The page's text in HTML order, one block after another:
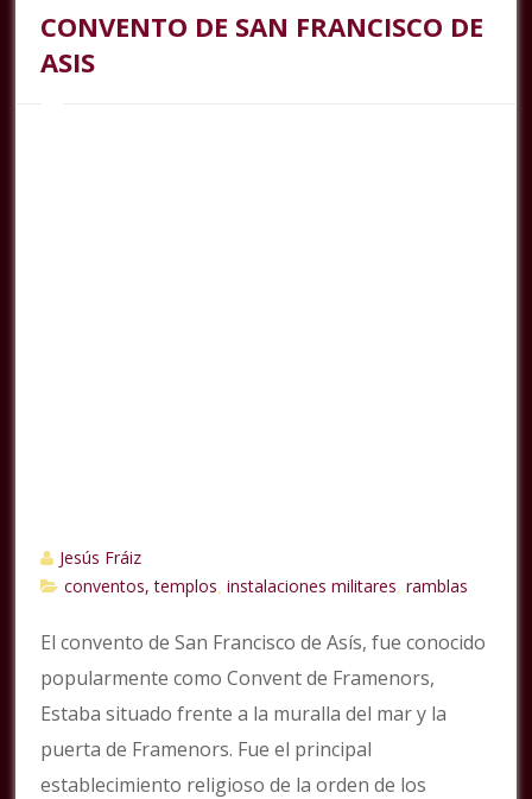
CONVENTO DE SAN FRANCISCO DE
ASIS
Jesús Fráiz
conventos, templos
,instalaciones militares ,ramblas
El convento de San Francisco de Asís, fue conocido
popularmente como Convent de Framenors,
Estaba situado frente a la muralla del mar y la
puerta de Framenors. Fue el principal
establecimiento religioso de la orden de los